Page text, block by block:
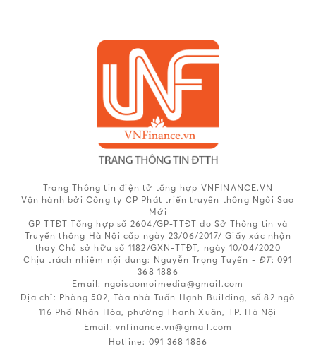
Trang Thông tin điện tử tổng hợp VNFINANCE.VN
Vận hành bởi Công ty CP Phát triển truyền thông Ngôi Sao
Mới
GP TTĐT Tổng hợp số 2604/GP-TTĐT do Sở Thông tin và
Truyền thông Hà Nội cấp ngày 23/06/2017/ Giấy xác nhận
thay Chủ sở hữu số 1182/GXN-TTĐT, ngày 10/04/2020
Chịu trách nhiệm nội dung: Nguyễn Trọng Tuyến - ĐT: 091
368 1886
Email: ngoisaomoimedia@gmail.com
Địa chỉ: Phòng 502, Tòa nhà Tuấn Hạnh Building, số 82 ngõ
116 Phố Nhân Hòa, phường Thanh Xuân, TP. Hà Nội
Email: vnfinance.vn@gmail.com
Hotline: 091 368 1886